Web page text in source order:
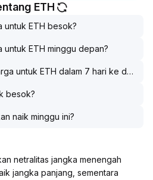
ETH
untuk ETH besok?
ETH minggu depan?
untuk ETH dalam 7 hari ke depan?
besok?
naik minggu ini?
netralitas jangka menengah
jangka panjang, sementara